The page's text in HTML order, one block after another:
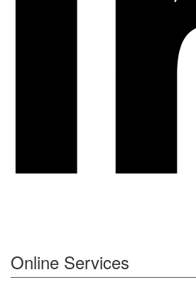
Online Services